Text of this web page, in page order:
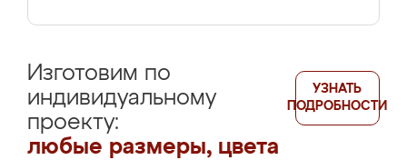
Изготовим по
индивидуальному
проекту:
любые размеры, цвета
УЗНАТЬ
ПОДРОБНОСТИ